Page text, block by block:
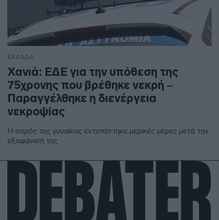
ΕΛΛΑΔΑ
Χανιά: ΕΔΕ για την υπόθεση της
75χρονης που βρέθηκε νεκρή –
Παραγγέλθηκε η διενέργεια
νεκροψίας
Η σορός της γυναίκας εντοπίστηκε μερικές μέρες μετά την
εξαφάνισή της